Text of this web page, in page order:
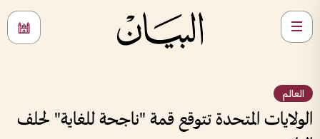
العالم
الولايات المتحدة تتوقع قمة "ناجحة للغاية" لحلف